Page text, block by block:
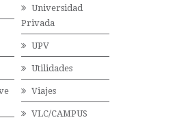
Universidad
Privada
UPV
Utilidades
Viajes
VLC/CAMPUS